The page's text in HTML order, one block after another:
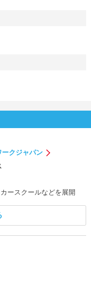
クジャパン
ースクールなどを展開